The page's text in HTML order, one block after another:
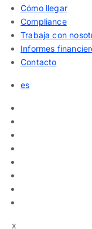
Cómo llegar
Compliance
Trabaja con
Informes
Contacto
es
x